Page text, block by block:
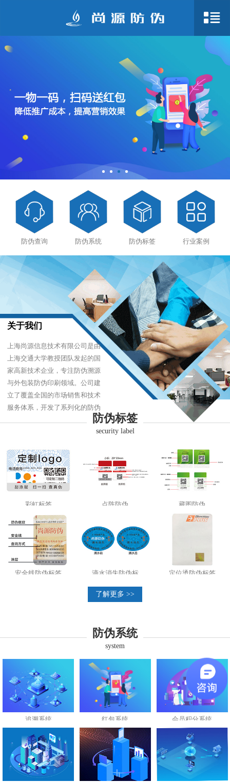
防伪查询 防伪系统 防伪标签 行业案例
关于我们
上海尚源信息技术有限公司是由
上海交通大学教授团队发起的国
家高新技术企业，专注防伪溯源
与外包装防伪印刷领域。公司建
立了覆盖全国的市场销售和技术
服务体系，开发了系列化的防伪
产品，以难仿制、易识别、优成
本的技术，经受住了市场的严酷
防伪标签
security label
彩虹标签 点阵防伪 藏图防伪
安全线防伪标签 滴水消失防伪标 定位烫防伪标签
了解更多 >>
防伪系统
system
追溯系统 红包系统 会员积分系统